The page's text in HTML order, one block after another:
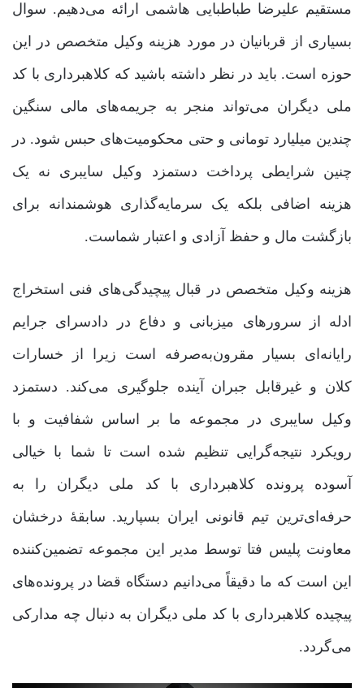
مستقیم علیرضا طباطبایی هاشمی ارائه می‌دهیم. سوال
بسیاری از قربانیان در مورد هزینه وکیل متخصص در این
حوزه است. باید در نظر داشته باشید که کلاهبرداری با کد
ملی دیگران می‌تواند منجر به جریمه‌های مالی سنگین
چندین میلیارد تومانی و حتی محکومیت‌های حبس شود. در
چنین شرایطی پرداخت دستمزد وکیل سایبری نه یک
هزینه اضافی بلکه یک سرمایه‌گذاری هوشمندانه برای
بازگشت مال و حفظ آزادی و اعتبار شماست.
هزینه وکیل متخصص در قبال پیچیدگی‌های فنی استخراج
ادله از سرورهای میزبانی و دفاع در دادسرای جرایم
رایانه‌ای بسیار مقرون‌به‌صرفه است زیرا از خسارات
کلان و غیرقابل جبران آینده جلوگیری می‌کند. دستمزد
وکیل سایبری در مجموعه ما بر اساس شفافیت و با
رویکرد نتیجه‌گرایی تنظیم شده است تا شما با خیالی
آسوده پرونده کلاهبرداری با کد ملی دیگران را به
حرفه‌ای‌ترین تیم قانونی ایران بسپارید. سابقۀ درخشان
معاونت پلیس فتا توسط مدیر این مجموعه تضمین‌کننده
این است که ما دقیقاً می‌دانیم دستگاه قضا در پرونده‌های
پیچیده کلاهبرداری با کد ملی دیگران به دنبال چه مدارکی
می‌گردد.